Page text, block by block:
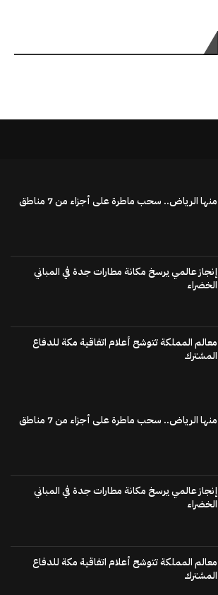
منها الرياض.. سحب ماطرة على أجزاء من 7 مناطق
إنجاز عالمي يرسخ مكانة مطارات جدة في المباني
الخضراء
معالم المملكة تتوشح أعلام اتفاقية مكة للدفاع
المشترك
منها الرياض.. سحب ماطرة على أجزاء من 7 مناطق
إنجاز عالمي يرسخ مكانة مطارات جدة في المباني
الخضراء
معالم المملكة تتوشح أعلام اتفاقية مكة للدفاع
المشترك